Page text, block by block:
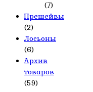
(7)
Прешейвы
(2)
Лосьоны
(6)
Архив
товаров
(59)